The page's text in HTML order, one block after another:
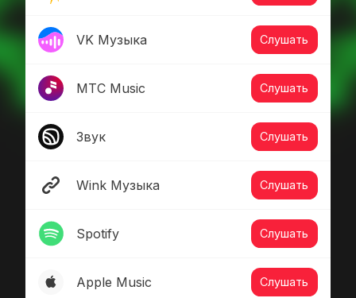
VK Музыка Слушать
МТС Music Слушать
Звук Слушать
Wink Музыка Слушать
Spotify Слушать
Apple Music Слушать